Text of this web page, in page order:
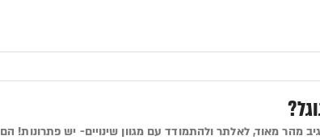
מהר מאוד, לאלתר ולהתמודד עם מגוון שינויים- יש פתרונות! הם